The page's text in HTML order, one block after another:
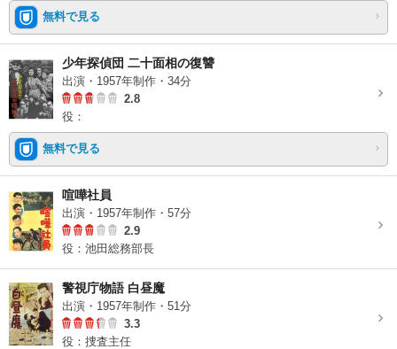
無料で見る
少年探偵団 二十面相の復讐
出演・1957年制作・34分
2.8
役：
無料で見る
喧嘩社員
出演・1957年制作・57分
2.9
役：池田総務部長
警視庁物語 白昼魔
出演・1957年制作・51分
3.3
役：捜査主任